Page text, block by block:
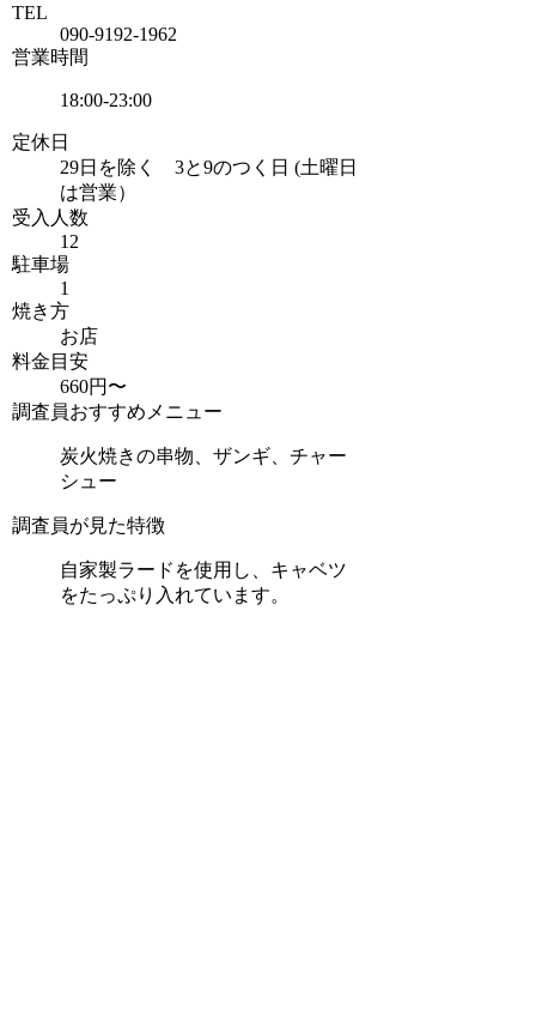
TEL
090-9192-1962
営業時間
18:00-23:00
定休日
29日を除く 3と9のつく日 (土曜日
は営業）
受入人数
12
駐車場
1
焼き方
お店
料金目安
660円〜
調査員おすすめメニュー
炭火焼きの串物、ザンギ、チャー
シュー
調査員が見た特徴
自家製ラードを使用し、キャベツ
をたっぷり入れています。